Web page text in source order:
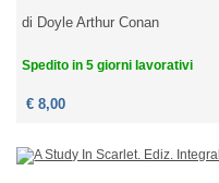
di Doyle Arthur Conan
Spedito in 5 giorni lavorativi
€ 8,00